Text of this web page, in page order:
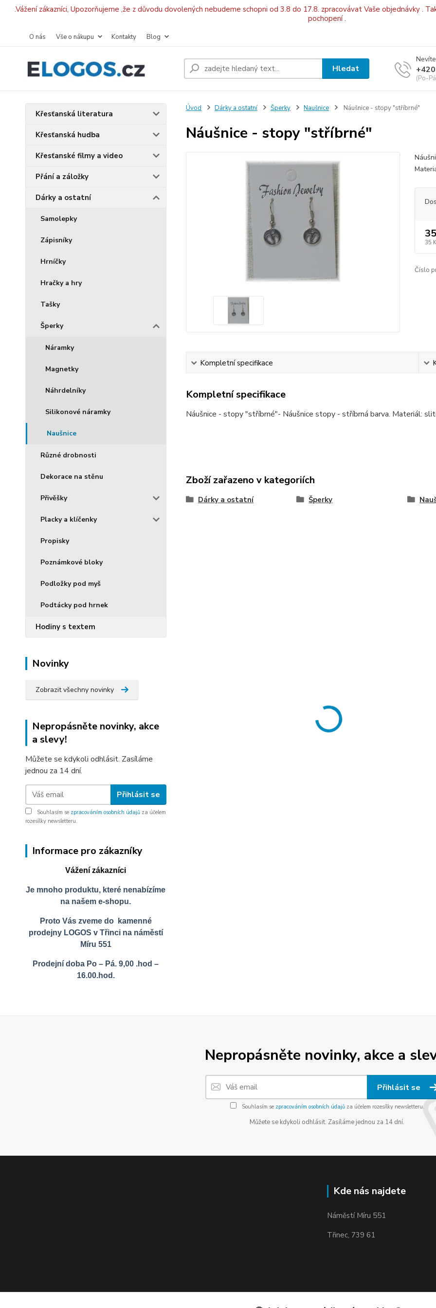
.Vážení zákazníci, Upozorňujeme ,že z důvodu dovolených nebudeme schopni od 3.8 do 17.8. zpracovávat Vaše objednávky .
pochopení .
O nás Vše o nákupu Kontakty Blog
Hledat
(Po-
Křesťanská literatura
Křesťanská hudba
Křesťanské filmy a video
Přání a záložky
Dárky a ostatní
Samolepky
Zápisníky
Hrníčky
Hračky a hry
Tašky
Šperky
Náramky
Magnetky
Náhrdelníky
Silikonové náramky
Naušnice
Různé drobnosti
Dekorace na stěnu
Přivěšky
Placky a klíčenky
Propisky
Poznámkové bloky
Podložky pod myš
Podtácky pod hrnek
Hodiny s textem
Novinky
Zobrazit všechny novinky
Nepropásněte novinky, akce
a slevy!
Můžete se kdykoli odhlásit. Zasíláme
jednou za 14 dní.
Přihlásit se
Souhlasím se zpracováním osobních údajů za účelem
rozesílky newsletteru.
Informace pro zákazníky
Vážení zákazníci
Je mnoho produktu, které nenabízíme
na našem e-shopu.
Proto Vás zveme do kamenné
prodejny LOGOS v Třinci na náměstí
Míru 551
Prodejní doba Po – Pá. 9,00 .hod –
16.00.hod.
Úvod Dárky a ostatní Šperky Naušnice Náušnice - stopy "stříbrné"
Náušnice - stopy "stříbrné"
35
Číslo
Kompletní specifikace
Kompletní specifikace
Náušnice - stopy "stříbrné"- Náušnice stopy - stříbrná barva. Materiál:
Zboží zařazeno v kategoriích
Dárky a ostatní Šperky
Nepropásněte novinky, akce a
Přihlásit se
Souhlasím se zpracováním osobních údajůza účelem rozesílky newsletteru.
Můžete se kdykoli odhlásit. Zasíláme jednou za 14 dní.
Kde nás najdete
Náměstí Míru 551
Třinec, 739 61